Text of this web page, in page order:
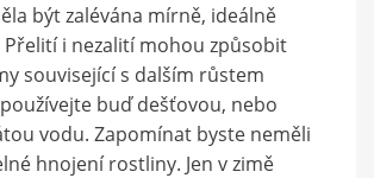
být zalévána mírně, ideálně
i nezalití mohou způsobit
související s dalším růstem
buď dešťovou, nebo
vodu. Zapomínat byste neměli
hnojení rostliny. Jen v zimě